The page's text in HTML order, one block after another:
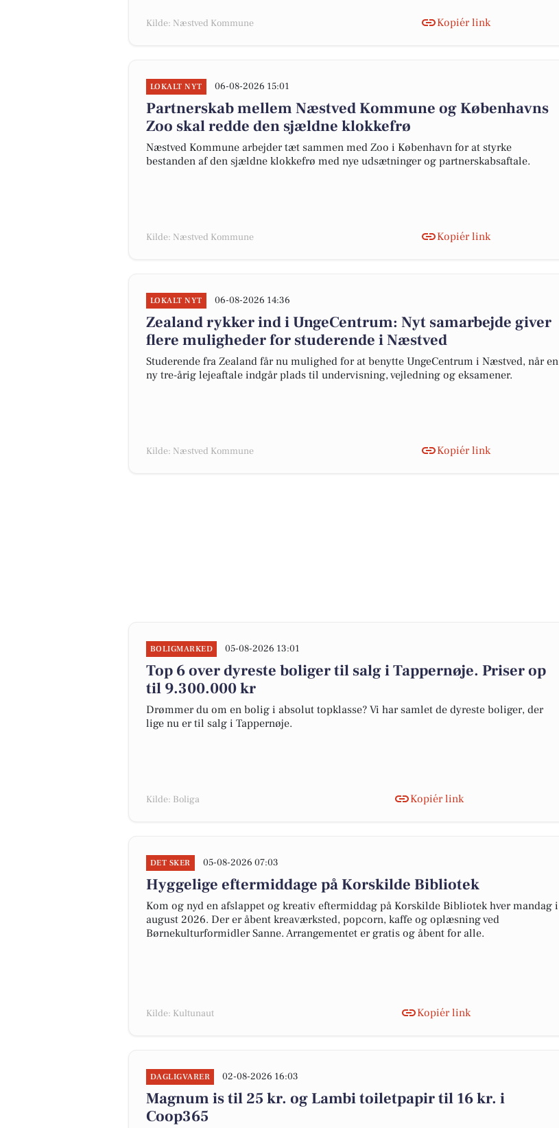
Kilde: Næstved Kommune Kopiér link
LOKALT NYT 06-08-2026 15:01
Partnerskab mellem Næstved Kommune og Københavns
Zoo skal redde den sjældne klokkefrø
Næstved Kommune arbejder tæt sammen med Zoo i København for at styrke
bestanden af den sjældne klokkefrø med nye udsætninger og partnerskabsaftale.
Kilde: Næstved Kommune Kopiér link
LOKALT NYT 06-08-2026 14:36
Zealand rykker ind i UngeCentrum: Nyt samarbejde giver
flere muligheder for studerende i Næstved
Studerende fra Zealand får nu mulighed for at benytte UngeCentrum i Næstved, når en
ny tre-årig lejeaftale indgår plads til undervisning, vejledning og eksamener.
Kilde: Næstved Kommune Kopiér link
BOLIGMARKED 05-08-2026 13:01
Top 6 over dyreste boliger til salg i Tappernøje. Priser op
til 9.300.000 kr
Drømmer du om en bolig i absolut topklasse? Vi har samlet de dyreste boliger, der
lige nu er til salg i Tappernøje.
Kilde: Boliga Kopiér link
DET SKER 05-08-2026 07:03
Hyggelige eftermiddage på Korskilde Bibliotek
Kom og nyd en afslappet og kreativ eftermiddag på Korskilde Bibliotek hver mandag i
august 2026. Der er åbent kreaværksted, popcorn, kaffe og oplæsning ved
Børnekulturformidler Sanne. Arrangementet er gratis og åbent for alle.
Kilde: Kultunaut Kopiér link
DAGLIGVARER 02-08-2026 16:03
Magnum is til 25 kr. og Lambi toiletpapir til 16 kr. i
Coop365